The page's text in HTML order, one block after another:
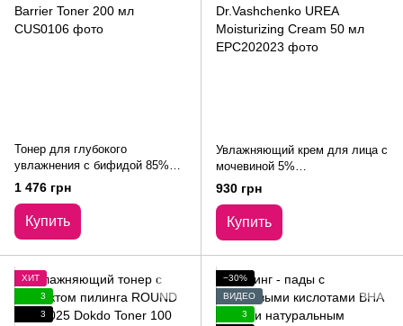
Тонер для глубокого
увлажнения с бифидой 85%
CUSKIN Dr.Solution Bifida
Barrier Toner 200 мл
1 476 грн
Купить
Увлажняющий крем для лица с
мочевиной 5%
Eco.prof.cosmetics by
Dr.Vashchenko UREA
Moisturizing Cream 50 мл
930 грн
Купить
ХИТ
3
3
−30%
ВИДЕО
3